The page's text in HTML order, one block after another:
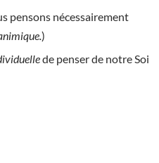
pensons nécessairement
)
de penser de notre Soi